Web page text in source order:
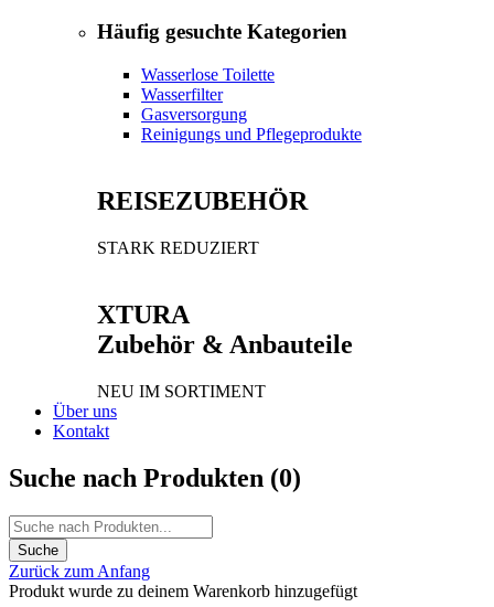
Häufig gesuchte Kategorien
Wasserlose Toilette
Wasserfilter
Gasversorgung
Reinigungs und Pflegeprodukte
REISEZUBEHÖR
STARK REDUZIERT
XTURA
Zubehör & Anbauteile
NEU IM SORTIMENT
Über uns
Kontakt
Suche nach Produkten (0)
Zurück zum Anfang
Produkt wurde zu deinem Warenkorb hinzugefügt